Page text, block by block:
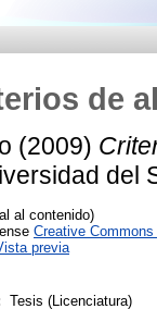
de
(2009)
del
al contenido)
Creative
previa
Tesis (Licenciatura)